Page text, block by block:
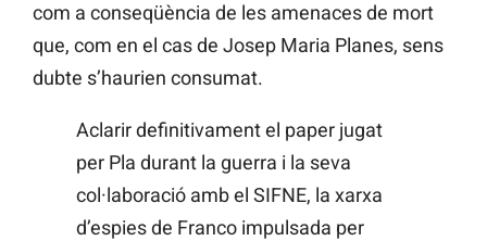
com a conseqüència de les amenaces de mort
que, com en el cas de Josep Maria Planes, sens
dubte s’haurien consumat.
Aclarir definitivament el paper jugat
per Pla durant la guerra i la seva
col·laboració amb el SIFNE, la xarxa
d’espies de Franco impulsada per